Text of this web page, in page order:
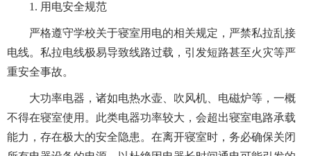
1. 用电安全规范
严格遵守学校关于寝室用电的相关规定，严禁私拉乱接
电线。私拉电线极易导致线路过载，引发短路甚至火灾等严
重安全事故。
大功率电器，诸如电热水壶、吹风机、电磁炉等，一概
不得在寝室使用。此类电器功率较大，会超出寝室电路承载
能力，存在极大的安全隐患。在离开寝室时，务必确保关闭